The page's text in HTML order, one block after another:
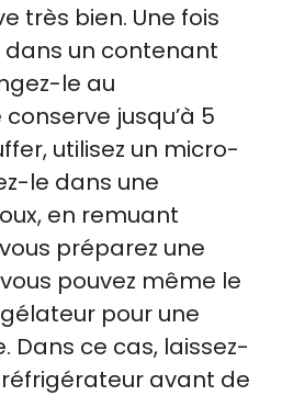
très bien. Une fois
un contenant
le au
jusqu’à 5
utilisez un micro-
le dans une
en remuant
préparez une
pouvez même le
pour une
Dans ce cas, laissez-
avant de